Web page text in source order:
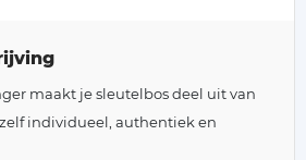
maakt je sleutelbos deel uit van
individueel, authentiek en